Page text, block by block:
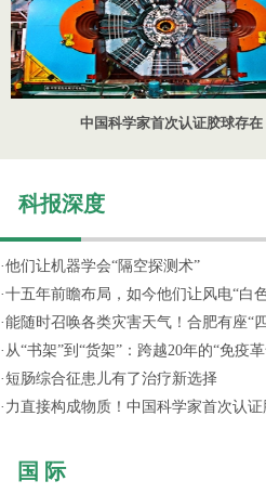
中国科学家首次认证胶球存在
科报深度
·他们让机器学会“隔空探测术”
·十五年前瞻布局，如今他们让风电“白
·能随时召唤各类灾害天气！合肥有座“
· 从“书架”到“货架”：跨越20年的“免疫
· 短肠综合征患儿有了治疗新选择
· 力直接构成物质！中国科学家首次认
国 际